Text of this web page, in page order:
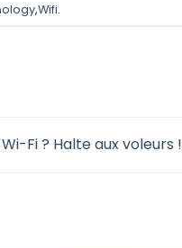
,Wifi.
Fi ? Halte aux voleurs !